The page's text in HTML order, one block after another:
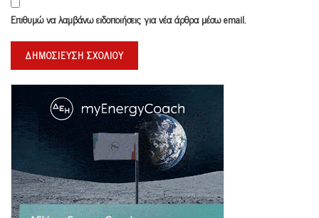
Επιθυμώ να λαμβάνω ειδοποιήσεις για νέα άρθρα μέσω email.